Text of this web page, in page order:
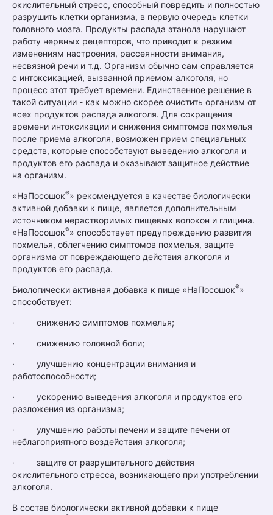
окислительный стресс, способный повредить и полностью
разрушить клетки организма, в первую очередь клетки
головного мозга. Продукты распада этанола нарушают
работу нервных рецепторов, что приводит к резким
изменениям настроения, рассеянности внимания,
несвязной речи и т.д. Организм обычно сам справляется
с интоксикацией, вызванной приемом алкоголя, но
процесс этот требует времени. Единственное решение в
такой ситуации - как можно скорее очистить организм от
всех продуктов распада алкоголя. Для сокращения
времени интоксикации и снижения симптомов похмелья
после приема алкоголя, возможен прием специальных
средств, которые способствуют выведению алкоголя и
продуктов его распада и оказывают защитное действие
на организм.
«НаПосошок®» рекомендуется в качестве биологически
активной добавки к пище, является дополнительным
источником нерастворимых пищевых волокон и глицина.
«НаПосошок®» способствует предупреждению развития
похмелья, облегчению симптомов похмелья, защите
организма от повреждающего действия алкоголя и
продуктов его распада.
Биологически активная добавка к пище «НаПосошок®»
способствует:
· снижению симптомов похмелья;
· снижению головной боли;
· улучшению концентрации внимания и
работоспособности;
· ускорению выведения алкоголя и продуктов его
разложения из организма;
· улучшению работы печени и защите печени от
неблагоприятного воздействия алкоголя;
· защите от разрушительного действия
окислительного стресса, возникающего при употреблении
алкоголя.
В состав биологически активной добавки к пище